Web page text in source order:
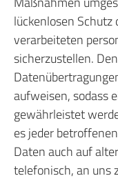
lückenlosen
verarbeiteten
sicherzustellen.
aufweisen, sodass
gewährleistet
es jeder
Daten auch auf
telefonisch, an uns